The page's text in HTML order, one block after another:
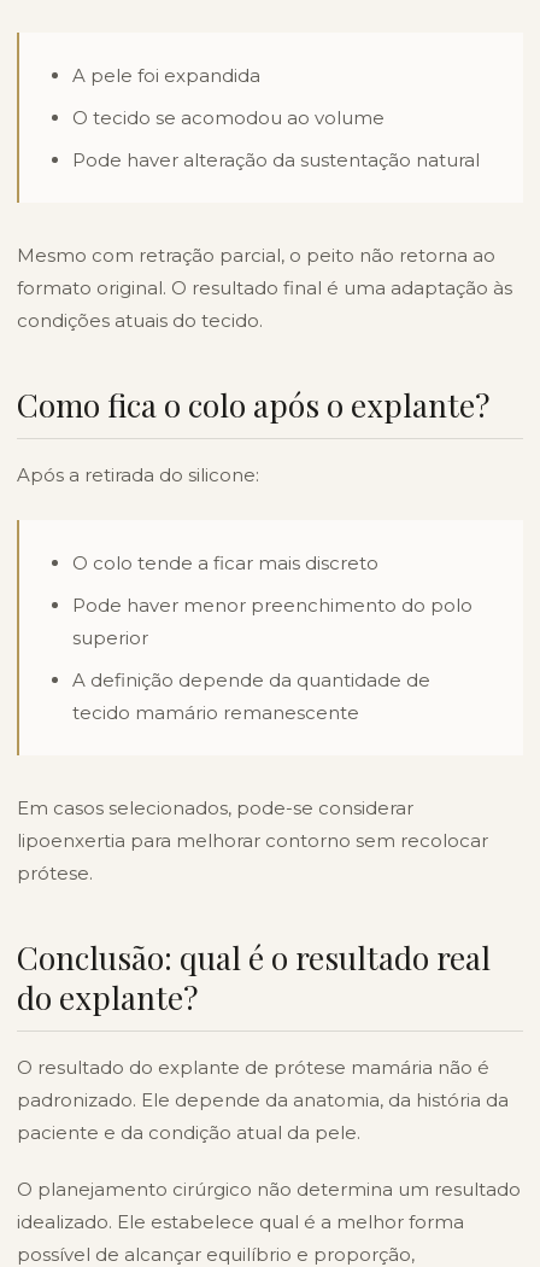
A pele foi expandida
O tecido se acomodou ao volume
Pode haver alteração da sustentação natural
Mesmo com retração parcial, o peito não retorna ao
formato original. O resultado final é uma adaptação às
condições atuais do tecido.
Como fica o colo após o explante?
Após a retirada do silicone:
O colo tende a ficar mais discreto
Pode haver menor preenchimento do polo
superior
A definição depende da quantidade de
tecido mamário remanescente
Em casos selecionados, pode-se considerar
lipoenxertia para melhorar contorno sem recolocar
prótese.
Conclusão: qual é o resultado real
do explante?
O resultado do explante de prótese mamária não é
padronizado. Ele depende da anatomia, da história da
paciente e da condição atual da pele.
O planejamento cirúrgico não determina um resultado
idealizado. Ele estabelece qual é a melhor forma
possível de alcançar equilíbrio e proporção,